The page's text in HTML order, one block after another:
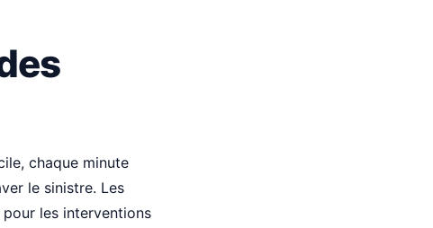
chaque minute
le sinistre. Les
les interventions